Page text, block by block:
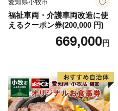
愛知県小牧市
福祉車両・介護車両改造に使
えるクーポン券(200,000 円)
669,000円